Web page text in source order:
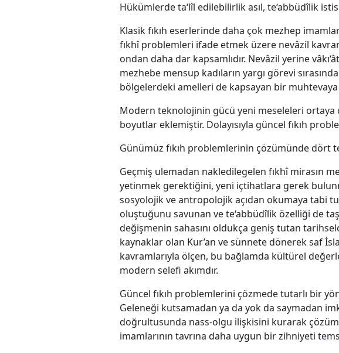
Hükümlerde ta‘lîl edilebilirlik asıl, te‘abbüdîlik
Klasik fıkıh eserlerinde daha çok mezhep
fıkhî problemleri ifade etmek üzere nevâzil
ondan daha dar kapsamlıdır. Nevâzil yerine
mezhebe mensup kadıların yargı görevi
bölgelerdeki amelleri de kapsayan bir
Modern teknolojinin gücü yeni meseleleri ortaya
boyutlar eklemiştir. Dolayısıyla güncel fıkıh
Günümüz fıkıh problemlerinin çözümünde dört
Geçmiş ulemadan nakledilegelen fıkhî mirasın
yetinmek gerektiğini, yeni içtihatlara gerek
sosyolojik ve antropolojik açıdan okumaya tabi
oluştuğunu savunan ve te‘abbüdîlik özelliği de
değişmenin sahasını oldukça geniş tutan
kaynaklar olan Kur’an ve sünnete dönerek saf
kavramlarıyla ölçen, bu bağlamda kültürel
modern selefi akımdır.
Güncel fıkıh problemlerini çözmede tutarlı bir
Geleneği kutsamadan ya da yok da saymadan
doğrultusunda nass-olgu ilişkisini kurarak
imamlarının tavrına daha uygun bir zihniyeti